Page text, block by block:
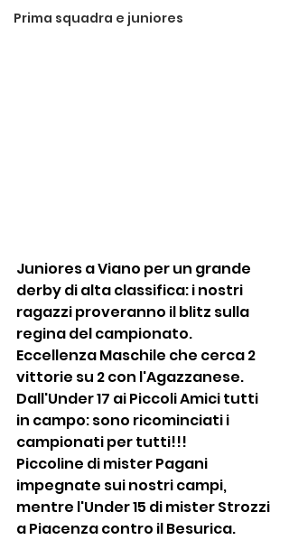
Prima squadra e juniores
Juniores a Viano per un grande
derby di alta classifica: i nostri
ragazzi proveranno il blitz sulla
regina del campionato.
Eccellenza Maschile che cerca 2
vittorie su 2 con l'Agazzanese.
Dall'Under 17 ai Piccoli Amici tutti
in campo: sono ricominciati i
campionati per tutti!!!
Piccoline di mister Pagani
impegnate sui nostri campi,
mentre l'Under 15 di mister Strozzi
a Piacenza contro il Besurica.